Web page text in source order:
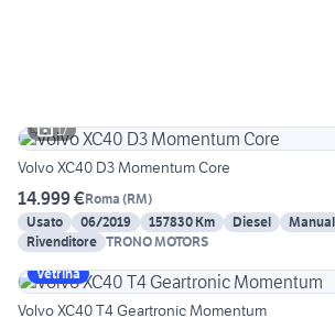
17
Volvo XC40 D3 Momentum Core
14.999 €Roma (RM)
Usato
06/2019 157830 Km Diesel
Rivenditore TRONO MOTORS
Vetrina
Volvo XC40 T4 Geartronic Momentum